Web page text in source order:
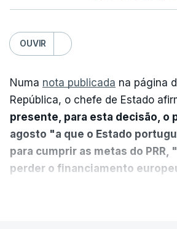
OUVIR
Numa nota publicada na página
República, o chefe de Estado
presente, para esta decisão, o
agosto "a que o Estado
para cumprir as metas do PRR,
perder o financiamento